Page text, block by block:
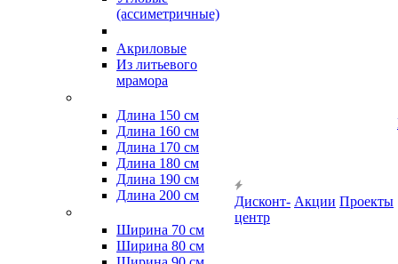
(ассиметричные)
Акриловые
Из литьевого
мрамора
Длина 150 см
Длина 160 см
Длина 170 см
Длина 180 см
Длина 190 см
Длина 200 см
Ширина 70 см
Ширина 80 см
Дисконт-
центр
Акции Проекты